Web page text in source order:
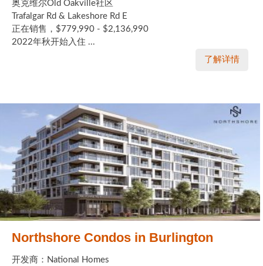
奥克维尔Old Oakville社区
Trafalgar Rd & Lakeshore Rd E
正在销售，$779,990 - $2,136,990
2022年秋开始入住 ...
了解详情
Northshore Condos in Burlington
开发商：National Homes